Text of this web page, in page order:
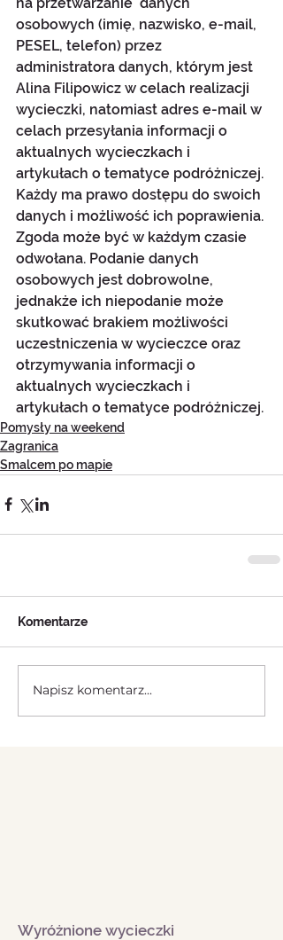
osobowych (imię, nazwisko, e-mail,
PESEL, telefon) przez
administratora danych, którym jest
Alina Filipowicz w celach realizacji
wycieczki, natomiast adres e-mail w
celach przesyłania informacji o
aktualnych wycieczkach i
artykułach o tematyce podróżniczej.
Każdy ma prawo dostępu do swoich
danych i możliwość ich poprawienia.
Zgoda może być w każdym czasie
odwołana. Podanie danych
osobowych jest dobrowolne,
jednakże ich niepodanie może
skutkować brakiem możliwości
uczestniczenia w wycieczce oraz
otrzymywania informacji o
aktualnych wycieczkach i
artykułach o tematyce podróżniczej.
Pomysły na weekend
Zagranica
Smalcem po mapie
Komentarze
Napisz komentarz...
Wyróżnione wycieczki